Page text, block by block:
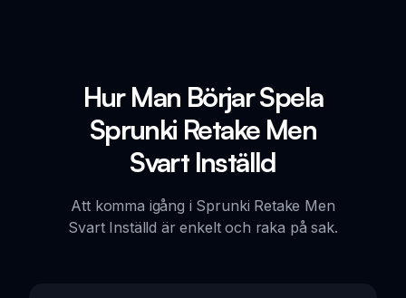
Hur Man Börjar Spela
Sprunki Retake Men
Svart Inställd
Att komma igång i Sprunki Retake Men
Svart Inställd är enkelt och raka på sak.